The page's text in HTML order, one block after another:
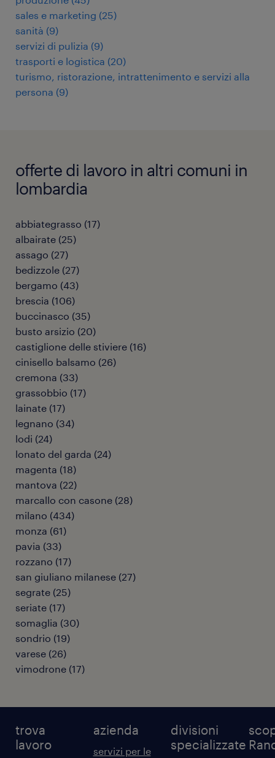
sales e marketing (25)
sanità (9)
servizi di pulizia (9)
trasporti e logistica (20)
turismo, ristorazione, intrattenimento e servizi alla
persona (9)
offerte di lavoro in altri comuni in
lombardia
abbiategrasso (17)
albairate (25)
assago (27)
bedizzole (27)
bergamo (43)
brescia (106)
buccinasco (35)
busto arsizio (20)
castiglione delle stiviere (16)
cinisello balsamo (26)
cremona (33)
grassobbio (17)
lainate (17)
legnano (34)
lodi (24)
lonato del garda (24)
magenta (18)
mantova (22)
marcallo con casone (28)
milano (434)
monza (61)
pavia (33)
rozzano (17)
san giuliano milanese (27)
segrate (25)
seriate (17)
somaglia (30)
sondrio (19)
varese (26)
vimodrone (17)
trova
lavoro
azienda
servizi per le
divisioni
specializzate